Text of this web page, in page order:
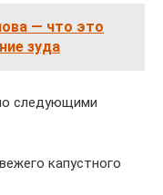
— что это
зуда
следующими
капустного